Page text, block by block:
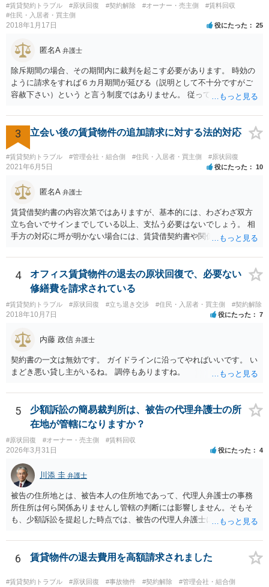
#賃貸契約トラブル #原状回復 #契約解除 #オーナー・売主側
#賃料回収
#住民・入居者・買主側
2018年1月17日 役にたった 25
匿名A 弁護士
除斥期間の場合、その期間内に裁判を起こす必要があります。 時効の
ように請求をすれば６カ月期間が延びる（説明として不十分ですがご
容赦下さい）という と言う制度ではありません。 従って、理論上は１
3 立会い後の賃貸物件の追加請求に対する法的対応
#賃貸契約トラブル #管理会社・組合側 #住民・入居者・買主側 #原状回復
2021年6月5日 役にたった 10
匿名A 弁護士
賃貸借契約書の内容次第ではありますが、基本的には、わざわざ双方
立ち合いでサインまでしている以上、支払う必要はないでしょう。 相
手方の対応に埒が明かない場合には、賃貸借契約書や関係資料を個別
す。
4
オフィス賃貸物件の退去の原状回復で、必要ない
修繕費を請求されている
#賃貸契約トラブル #原状回復 #立ち退き交渉 #住民・入居者・買主側 #契約解除
2018年10月7日 役にたった 7
内藤 政信 弁護士
契約書の一文は無効です。 ガイドラインに沿ってやればいいです。 い
まどき悪い貸し主がいるね。 調停もありますね。
5
少額訴訟の簡易裁判所は、被告の代理弁護士の所
在地が管轄になりますか？
#原状回復 #オーナー・売主側 #賃料回収
2026年3月31日 役にたった 4
川添 圭 弁護士
被告の住所地とは、被告本人の住所地であって、代理人弁護士の事務
所住所は何ら関係ありませんし管轄の判断には影響しません。そもそ
も、少額訴訟を提起した時点では、被告の代理人弁護士には民事訴訟
6 賃貸物件の退去費用を高額請求されました
#賃貸契約トラブル #原状回復 #事故物件 #契約解除
#管理会社・組合側